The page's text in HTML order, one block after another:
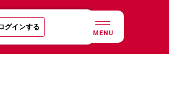
グインする
MENU